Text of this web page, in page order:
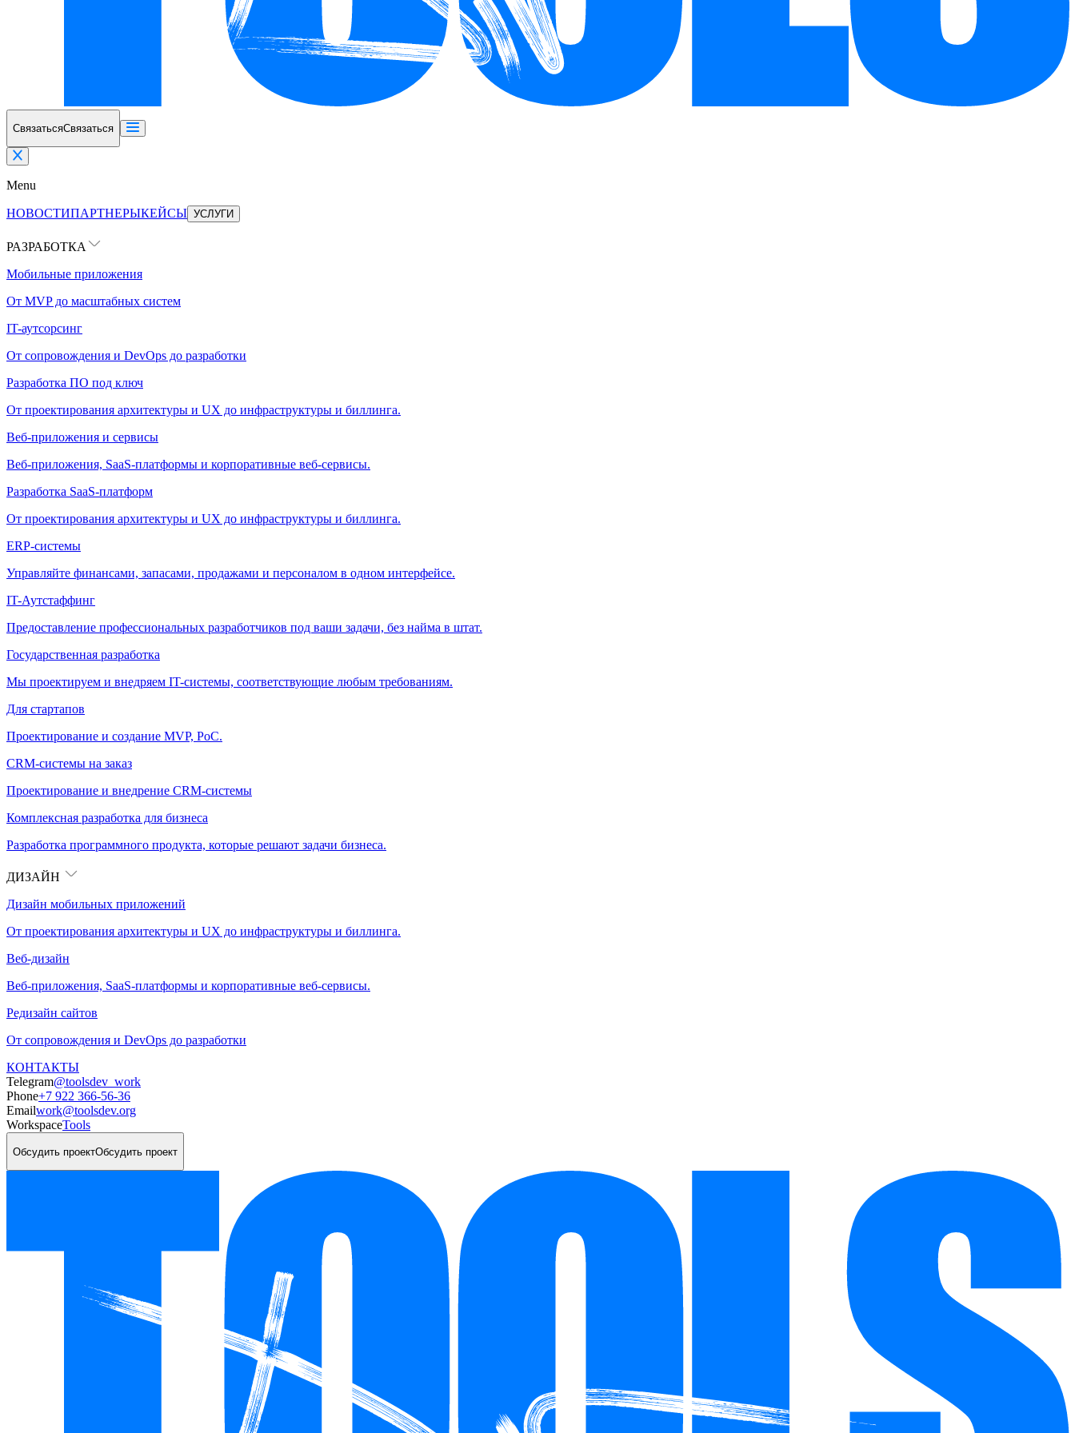
СвязатьсяСвязаться
Menu
НОВОСТИПАРТНЕРЫКЕЙСЫ УСЛУГИ
РАЗРАБОТКА
Мобильные приложения
От MVP до масштабных систем
IT-аутсорсинг
От сопровождения и DevOps до разработки
Разработка ПО под ключ
От проектирования архитектуры и UX до инфраструктуры и биллинга.
Веб-приложения и сервисы
Веб-приложения, SaaS-платформы и корпоративные веб-сервисы.
Разработка SaaS-платформ
От проектирования архитектуры и UX до инфраструктуры и биллинга.
ERP-системы
Управляйте финансами, запасами, продажами и персоналом в одном интерфейсе.
IT-Аутстаффинг
Предоставление профессиональных разработчиков под ваши задачи, без найма в штат.
Государственная разработка
Мы проектируем и внедряем IT-системы, соответствующие любым требованиям.
Для стартапов
Проектирование и создание MVP, PoC.
CRM-системы на заказ
Проектирование и внедрение CRM-системы
Комплексная разработка для бизнеса
Разработка программного продукта, которые решают задачи бизнеса.
ДИЗАЙН
Дизайн мобильных приложений
От проектирования архитектуры и UX до инфраструктуры и биллинга.
Веб-дизайн
Веб-приложения, SaaS-платформы и корпоративные веб-сервисы.
Редизайн сайтов
От сопровождения и DevOps до разработки
КОНТАКТЫ
Telegram@toolsdev_work
Phone+7 922 366-56-36
Emailwork@toolsdev.org
WorkspaceTools
Обсудить проектОбсудить проект